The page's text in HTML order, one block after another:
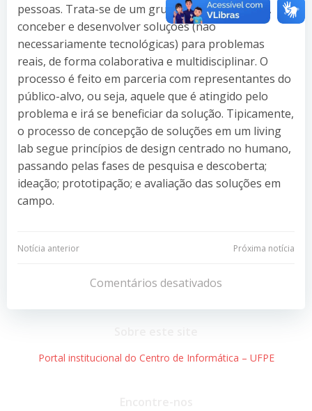
pessoas. Trata-se de um grupo que busca gerar,
conceber e desenvolver soluções (não
necessariamente tecnológicas) para problemas
reais, de forma colaborativa e multidisciplinar. O
processo é feito em parceria com representantes do
público-alvo, ou seja, aquele que é atingido pelo
problema e irá se beneficiar da solução. Tipicamente,
o processo de concepção de soluções em um living
lab segue princípios de design centrado no humano,
passando pelas fases de pesquisa e descoberta;
ideação; prototipação; e avaliação das soluções em
campo.
Navegação
Post
Notícia anterior
Navegação
de
Post
Próxima notícia
Comentários desativados
Portal institucional do Centro de Informática – UFPE